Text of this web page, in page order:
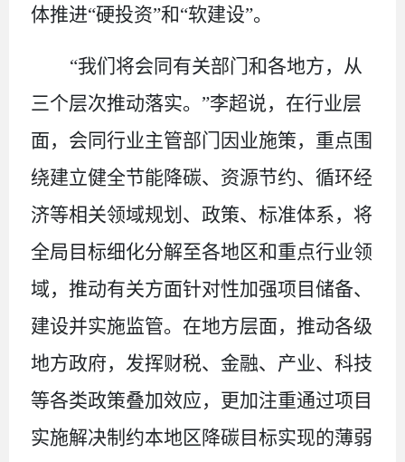
体推进“硬投资”和“软建设”。
“我们将会同有关部门和各地方，从
三个层次推动落实。 ”李超说，在行业层
面，会同行业主管部门因业施策，重点围
绕建立健全节能降碳、资源节约、循环经
济等相关领域规划、政策、标准体系，将
全局目标细化分解至各地区和重点行业领
域，推动有关方面针对性加强项目储备、
建设并实施监管。在地方层面，推动各级
地方政府，发挥财税、金融、产业、科技
等各类政策叠加效应，更加注重通过项目
实施解决制约本地区降碳目标实现的薄弱